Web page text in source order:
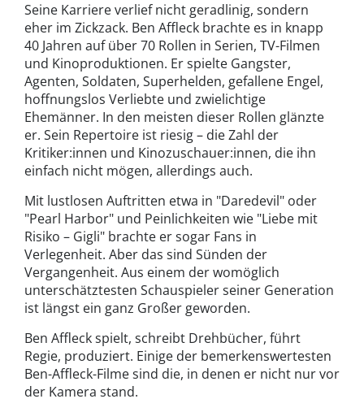
Seine Karriere verlief nicht geradlinig, sondern
eher im Zickzack. Ben Affleck brachte es in knapp
40 Jahren auf über 70 Rollen in Serien, TV-Filmen
und Kinoproduktionen. Er spielte Gangster,
Agenten, Soldaten, Superhelden, gefallene Engel,
hoffnungslos Verliebte und zwielichtige
Ehemänner. In den meisten dieser Rollen glänzte
er. Sein Repertoire ist riesig – die Zahl der
Kritiker:innen und Kinozuschauer:innen, die ihn
einfach nicht mögen, allerdings auch.
Mit lustlosen Auftritten etwa in "Daredevil" oder
"Pearl Harbor" und Peinlichkeiten wie "Liebe mit
Risiko – Gigli" brachte er sogar Fans in
Verlegenheit. Aber das sind Sünden der
Vergangenheit. Aus einem der womöglich
unterschätztesten Schauspieler seiner Generation
ist längst ein ganz Großer geworden.
Ben Affleck spielt, schreibt Drehbücher, führt
Regie, produziert. Einige der bemerkenswertesten
Ben-Affleck-Filme sind die, in denen er nicht nur vor
der Kamera stand.